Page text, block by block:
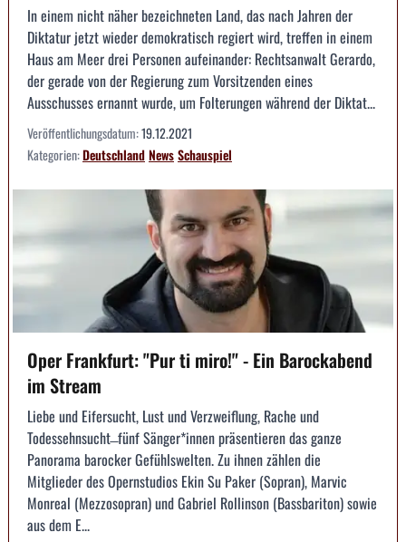
In einem nicht näher bezeichneten Land, das nach Jahren der
Diktatur jetzt wieder demokratisch regiert wird, treffen in einem
Haus am Meer drei Personen aufeinander: Rechtsanwalt Gerardo,
der gerade von der Regierung zum Vorsitzenden eines
Ausschusses ernannt wurde, um Folterungen während der Diktat...
Veröffentlichungsdatum:19.12.2021
Kategorien:DeutschlandNewsSchauspiel
Oper Frankfurt: "Pur ti miro!" - Ein Barockabend
im Stream
Liebe und Eifersucht, Lust und Verzweiflung, Rache und
Todessehnsucht ̶ fünf Sänger*innen präsentieren das ganze
Panorama barocker Gefühlswelten. Zu ihnen zählen die
Mitglieder des Opernstudios Ekin Su Paker (Sopran), Marvic
Monreal (Mezzosopran) und Gabriel Rollinson (Bassbariton) sowie
aus dem E...